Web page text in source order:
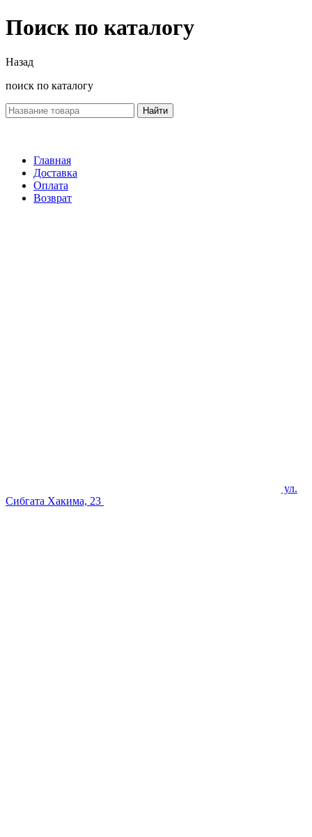
Поиск по каталогу
Назад
поиск по каталогу
Найти
Главная
Доставка
Оплата
Возврат
ул.
Сибгата Хакима, 23